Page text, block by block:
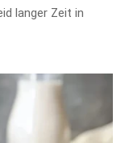
langer Zeit in